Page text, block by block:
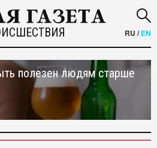
RU /EN
полезен людям старше